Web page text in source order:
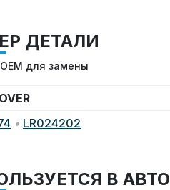
ДЕТАЛИ
для замены
• LR024202
В АВТО